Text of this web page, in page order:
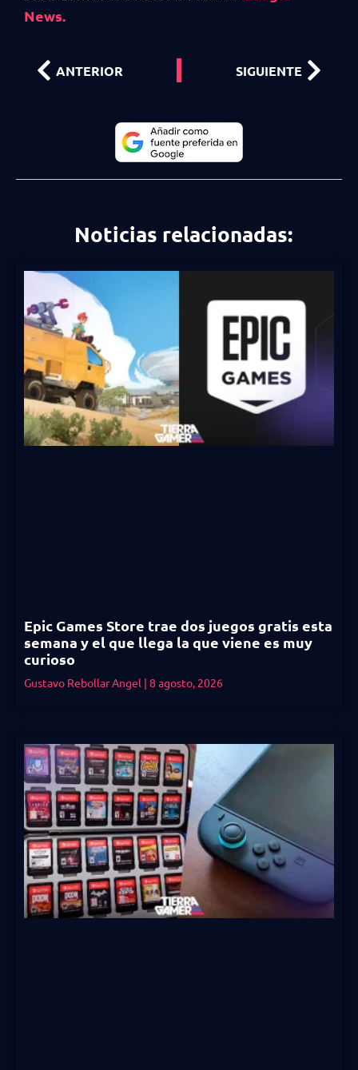
News.
ANTERIOR SIGUIENTE
Noticias relacionadas:
Epic Games Store trae dos juegos gratis esta
semana y el que llega la que viene es muy
curioso
Gustavo Rebollar Angel 8 agosto, 2026